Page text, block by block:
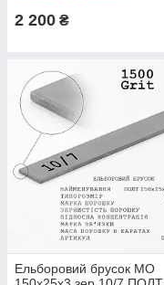
2 200 ₴
Ельборовий брусок МО